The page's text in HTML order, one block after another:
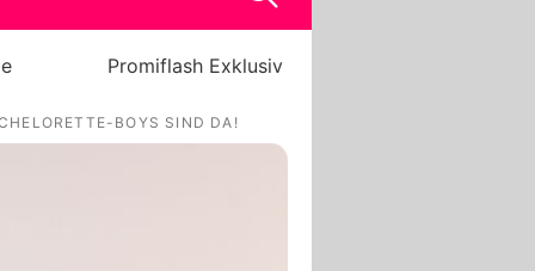
Promiflash Exklusiv
BOYS SIND DA!